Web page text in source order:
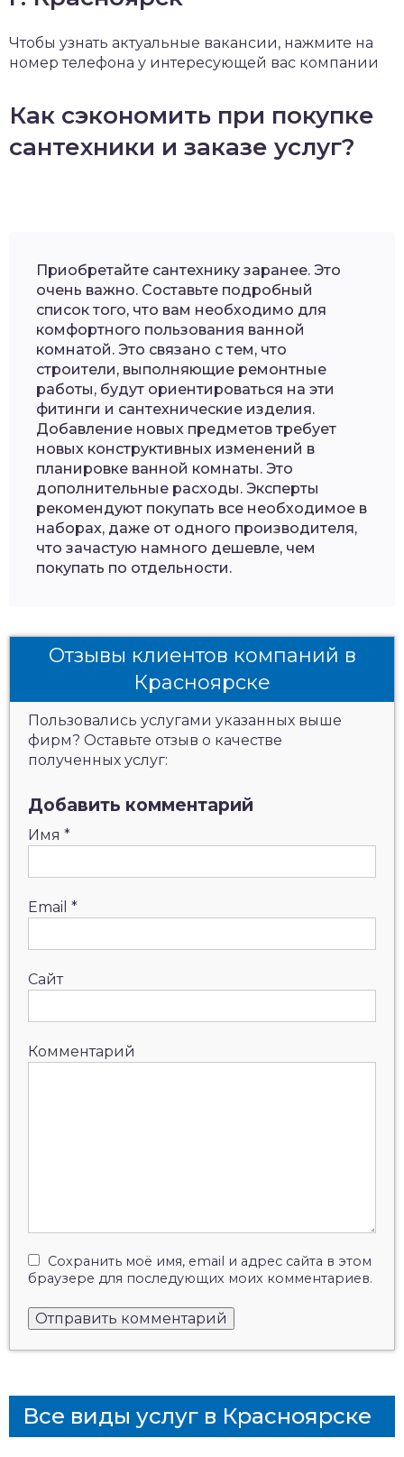
Чтобы узнать актуальные вакансии, нажмите на
номер телефона у интересующей вас компании
Как сэкономить при покупке
сантехники и заказе услуг?
Приобретайте сантехнику заранее. Это
очень важно. Составьте подробный
список того, что вам необходимо для
комфортного пользования ванной
комнатой. Это связано с тем, что
строители, выполняющие ремонтные
работы, будут ориентироваться на эти
фитинги и сантехнические изделия.
Добавление новых предметов требует
новых конструктивных изменений в
планировке ванной комнаты. Это
дополнительные расходы. Эксперты
рекомендуют покупать все необходимое в
наборах, даже от одного производителя,
что зачастую намного дешевле, чем
покупать по отдельности.
Отзывы клиентов компаний в
Красноярске
Пользовались услугами указанных выше
фирм? Оставьте отзыв о качестве
полученных услуг:
Добавить комментарий
Имя *
Email *
Сайт
Комментарий
Сохранить моё имя, email и адрес сайта в этом
браузере для последующих моих комментариев.
Все виды услуг в Красноярске